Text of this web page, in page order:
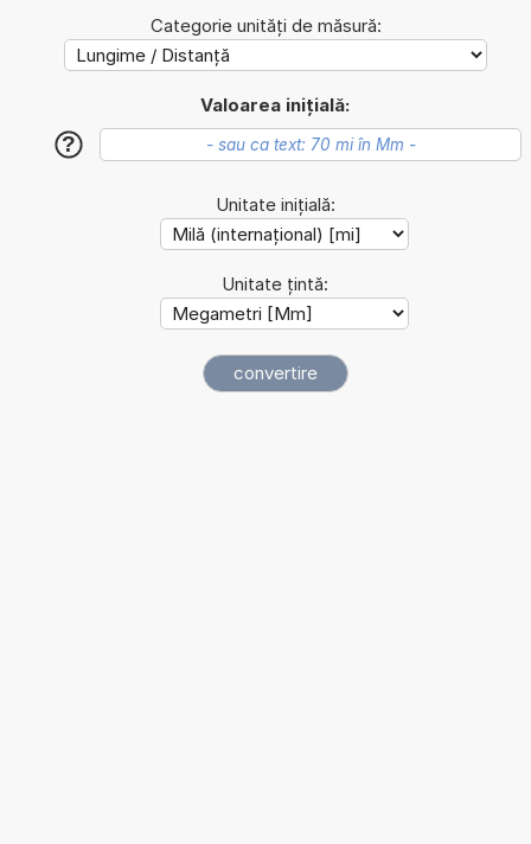
Categorie unități de măsură:
Valoarea inițială:
?
Unitate inițială:
Unitate țintă: